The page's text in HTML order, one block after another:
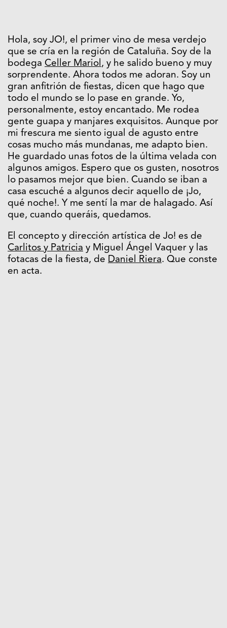
Hola, soy JO!, el primer vino de mesa verdejo
que se cría en la región de Cataluña. Soy de la
bodega Celler Mariol , y he salido bueno y muy
sorprendente. Ahora todos me adoran. Soy un
gran anfitrión de fiestas, dicen que hago que
todo el mundo se lo pase en grande. Yo,
personalmente, estoy encantado. Me rodea
gente guapa y manjares exquisitos. Aunque por
mi frescura me siento igual de agusto entre
cosas mucho más mundanas, me adapto bien.
He guardado unas fotos de la última velada con
algunos amigos. Espero que os gusten, nosotros
lo pasamos mejor que bien. Cuando se iban a
casa escuché a algunos decir aquello de ¡Jo,
qué noche!. Y me sentí la mar de halagado. Así
que, cuando queráis, quedamos.
El concepto y dirección artística de Jo! es de
Carlitos y Patricia y Miguel Ángel Vaquer y las
fotacas de la fiesta, de Daniel Riera. Que conste
en acta.